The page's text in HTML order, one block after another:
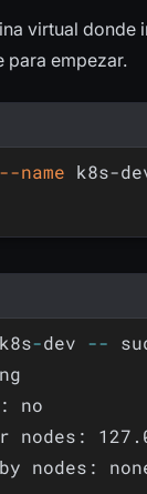
virtual donde
para empezar.
--name k8s-
-dev --
no
nodes:
nodes: